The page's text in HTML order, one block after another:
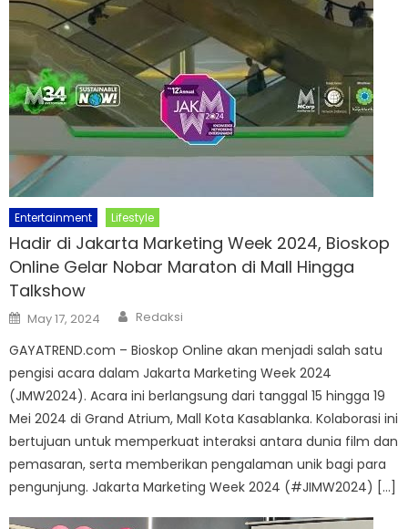
Entertainment Lifestyle
Hadir di Jakarta Marketing Week 2024, Bioskop
Online Gelar Nobar Maraton di Mall Hingga
Talkshow
Posted
on
May 17, 2024 Author
Redaksi
GAYATREND.com – Bioskop Online akan menjadi salah satu
pengisi acara dalam Jakarta Marketing Week 2024
(JMW2024). Acara ini berlangsung dari tanggal 15 hingga 19
Mei 2024 di Grand Atrium, Mall Kota Kasablanka. Kolaborasi ini
bertujuan untuk memperkuat interaksi antara dunia film dan
pemasaran, serta memberikan pengalaman unik bagi para
pengunjung. Jakarta Marketing Week 2024 (#JIMW2024) […]